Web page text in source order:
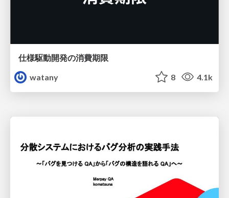
仕様駆動開発の消費期限
watany
8 4.1k